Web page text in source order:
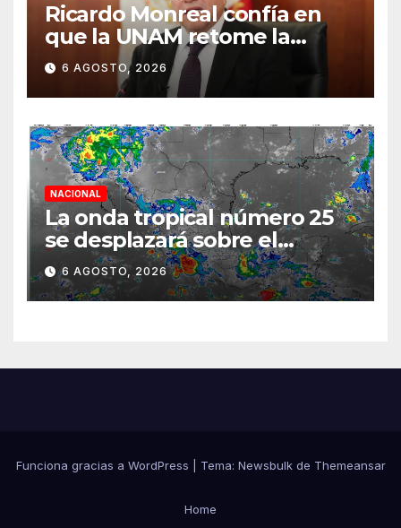
Ricardo Monreal confía en
que la UNAM retome la
normalidad e inicie el
semestre mediante el
diálogo
6 AGOSTO, 2026
NACIONAL
La onda tropical número 25
se desplazará sobre el
sureste mexicano
6 AGOSTO, 2026
Funciona gracias a WordPress Tema: Newsbulkde Themeansar
Home